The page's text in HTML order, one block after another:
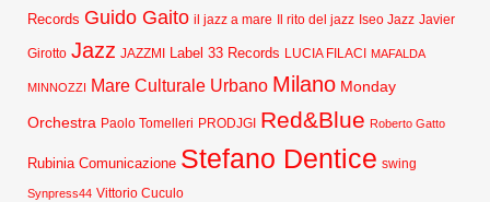
Records Guido Gaito il jazz a mare Il rito del jazz Iseo Jazz Javier
Girotto Jazz JAZZMI Label 33 Records LUCIA FILACI MAFALDA
MINNOZZI Mare Culturale Urbano Milano Monday
Orchestra Paolo Tomelleri PRODJGI Red&Blue Roberto Gatto
Rubinia Comunicazione Stefano Dentice swing
Synpress44 Vittorio Cuculo